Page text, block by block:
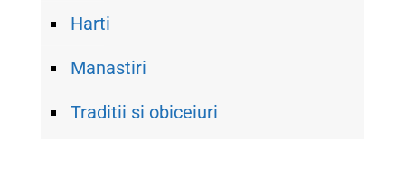
Harti
Manastiri
Traditii si obiceiuri